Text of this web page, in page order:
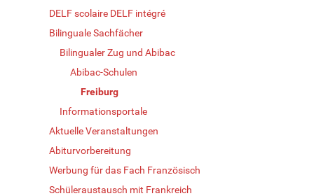
DELF scolaire DELF intégré
Bilinguale Sachfächer
Bilingualer Zug und Abibac
Abibac-Schulen
Freiburg
Informationsportale
Aktuelle Veranstaltungen
Abiturvorbereitung
Werbung für das Fach Französisch
Schüleraustausch mit Frankreich